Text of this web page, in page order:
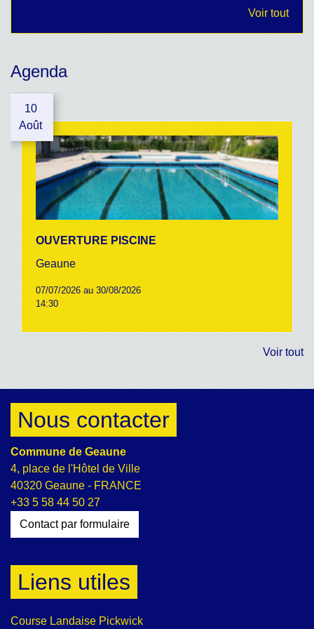
Voir tout
Agenda
10
Août
OUVERTURE PISCINE
Geaune
07/07/2026 au 30/08/2026
14:30
Voir tout
Nous contacter
Commune de Geaune
4, place de l'Hôtel de Ville
40320 Geaune - FRANCE
+33 5 58 44 50 27
Contact par formulaire
Liens utiles
Course Landaise Pickwick